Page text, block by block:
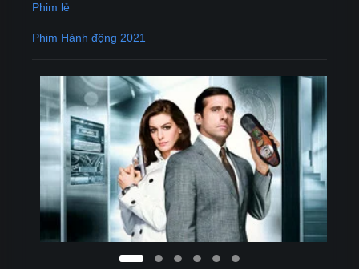
Phim lẻ
Phim Hành động 2021